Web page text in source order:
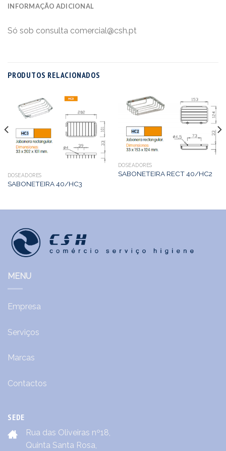
INFORMAÇÃO ADICIONAL
Só sob consulta comercial@csh.pt
PRODUTOS RELACIONADOS
DOSEADORES
SABONETEIRA 40/HC3
DOSEADORES
SABONETEIRA RECT 40/HC2
MENU
Empresa
Serviços
Marcas
Contactos
SEDE
Rua das Oliveiras nº18,
Quinta Santa Rosa,